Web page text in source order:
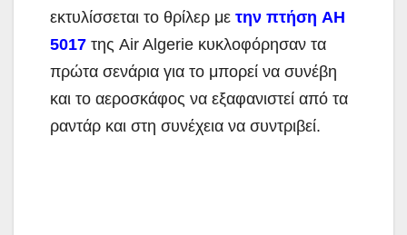
εκτυλίσσεται το θρίλερ με την πτήση AH
5017 της Air Algerie κυκλοφόρησαν τα
πρώτα σενάρια για το μπορεί να συνέβη
και το αεροσκάφος να εξαφανιστεί από τα
ραντάρ και στη συνέχεια να συντριβεί.